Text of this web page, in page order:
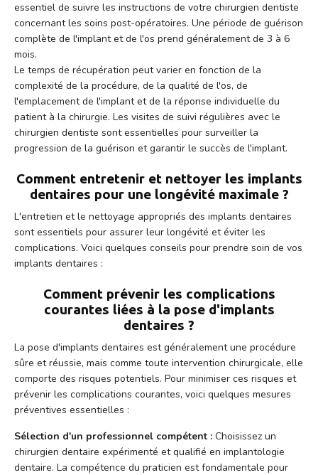
essentiel de suivre les instructions de votre chirurgien dentiste
concernant les soins post-opératoires. Une période de guérison
complète de l'implant et de l'os prend généralement de 3 à 6
mois.
Le temps de récupération peut varier en fonction de la
complexité de la procédure, de la qualité de l'os, de
l'emplacement de l'implant et de la réponse individuelle du
patient à la chirurgie. Les visites de suivi régulières avec le
chirurgien dentiste sont essentielles pour surveiller la
progression de la guérison et garantir le succès de l'implant.
Comment entretenir et nettoyer les implants
dentaires pour une longévité maximale ?
L'entretien et le nettoyage appropriés des implants dentaires
sont essentiels pour assurer leur longévité et éviter les
complications. Voici quelques conseils pour prendre soin de vos
implants dentaires :
Comment prévenir les complications
courantes liées à la pose d'implants
dentaires ?
La pose d'implants dentaires est généralement une procédure
sûre et réussie, mais comme toute intervention chirurgicale, elle
comporte des risques potentiels. Pour minimiser ces risques et
prévenir les complications courantes, voici quelques mesures
préventives essentielles :
Sélection d'un professionnel compétent : Choisissez un
chirurgien dentaire expérimenté et qualifié en implantologie
dentaire. La compétence du praticien est fondamentale pour